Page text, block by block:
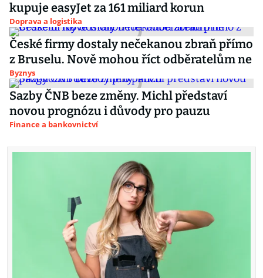
kupuje easyJet za 161 miliard korun
Doprava a logistika
České firmy dostaly nečekanou zbraň přímo
z Bruselu. Nově mohou říct odběratelům ne
Byznys
Sazby ČNB beze změny. Michl představí
novou prognózu i důvody pro pauzu
Finance a bankovnictví